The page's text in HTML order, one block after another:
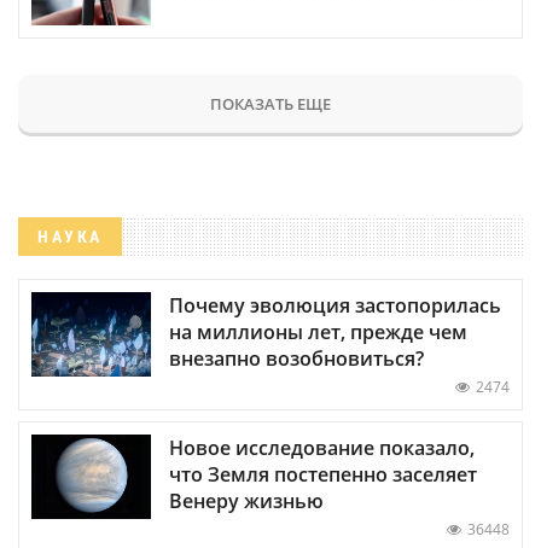
ПОКАЗАТЬ ЕЩЕ
НАУКА
Почему эволюция застопорилась
на миллионы лет, прежде чем
внезапно возобновиться?
2474
Новое исследование показало,
что Земля постепенно заселяет
Венеру жизнью
36448